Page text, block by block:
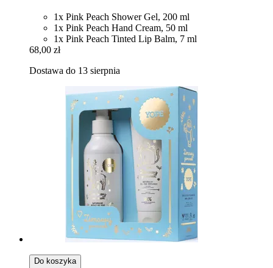
1x Pink Peach Shower Gel, 200 ml
1x Pink Peach Hand Cream, 50 ml
1x Pink Peach Tinted Lip Balm, 7 ml
68,00 zł
Dostawa do 13 sierpnia
Do koszyka